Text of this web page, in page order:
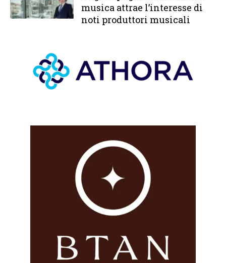
musica attrae l’interesse di
noti produttori musicali